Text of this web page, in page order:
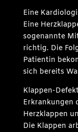
Eine
Eine
sogenannte
richtig. Die
Patientin
sich bereits
Klappen-
Erkrankungen
Herzklappen
Die Klappen